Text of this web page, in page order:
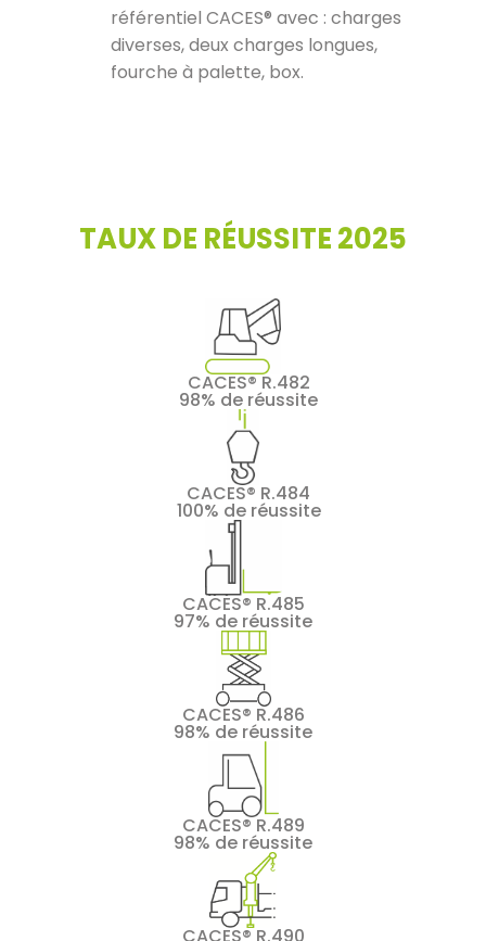
référentiel CACES® avec : charges
diverses, deux charges longues,
fourche à palette, box.
TAUX DE RÉUSSITE 2025
CACES® R.482
98% de réussite
CACES® R.484
100% de réussite
CACES® R.485
97% de réussite
CACES® R.486
98% de réussite
CACES® R.489
98% de réussite